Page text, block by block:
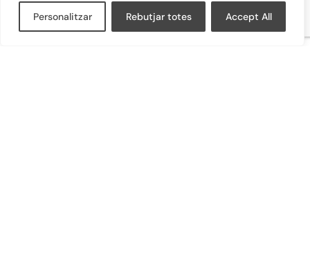
Personalitzar Rebutjar totes Accept All